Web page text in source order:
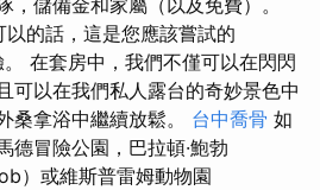
，儲備金和家屬（以及免費）。
以的話，這是您應該嘗試的
在套房中，我們不僅可以在閃閃
可以在我們私人露台的奇妙景色中
桑拿浴中繼續放鬆。 台中喬骨 如
德冒險公園，巴拉頓·鮑勃
）或維斯普雷姆動物園